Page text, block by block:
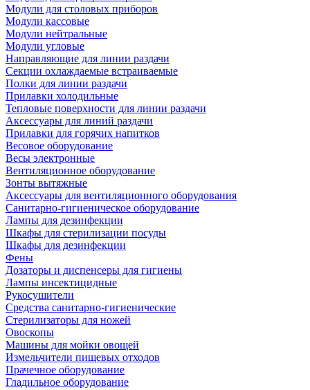
Модули для столовых приборов
Модули кассовые
Модули нейтральные
Модули угловые
Направляющие для линии раздачи
Секции охлаждаемые встраиваемые
Полки для линии раздачи
Прилавки холодильные
Тепловые поверхности для линии раздачи
Аксессуары для линий раздачи
Прилавки для горячих напитков
Весовое оборудование
Весы электронные
Вентиляционное оборудование
Зонты вытяжные
Аксессуары для вентиляционного оборудования
Санитарно-гигиеническое оборудование
Лампы для дезинфекции
Шкафы для стерилизации посуды
Шкафы для дезинфекции
Фены
Дозаторы и диспенсеры для гигиены
Лампы инсектицидные
Рукосушители
Средства санитарно-гигиенические
Стерилизаторы для ножей
Овоскопы
Машины для мойки овощей
Измельчители пищевых отходов
Прачечное оборудование
Гладильное оборудование